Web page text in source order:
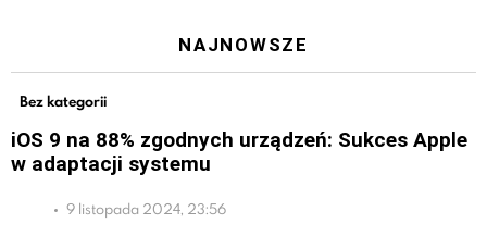
NAJNOWSZE
Bez kategorii
iOS 9 na 88% zgodnych urządzeń: Sukces Apple
w adaptacji systemu
9 listopada 2024, 23:56